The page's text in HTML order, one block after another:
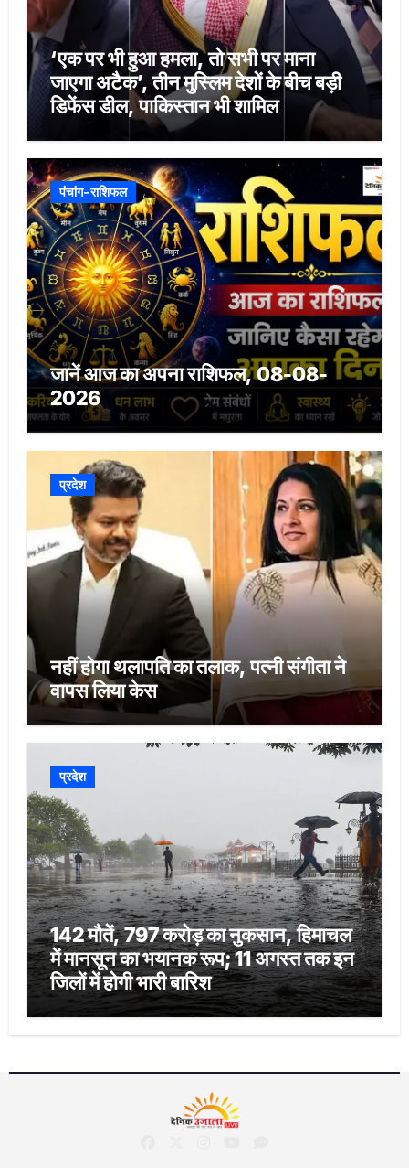
‘एक पर भी हुआ हमला, तो सभी पर माना
जाएगा अटैक’, तीन मुस्लिम देशों के बीच बड़ी
डिफेंस डील, पाकिस्तान भी शामिल
पंचांग-राशिफल
जानें आज का अपना राशिफल, 08-08-
2026
प्रदेश
नहीं होगा थलापति का तलाक, पत्नी संगीता ने
वापस लिया केस
प्रदेश
142 मौतें, 797 करोड़ का नुकसान, हिमाचल
में मानसून का भयानक रूप; 11 अगस्त तक इन
जिलों में होगी भारी बारिश